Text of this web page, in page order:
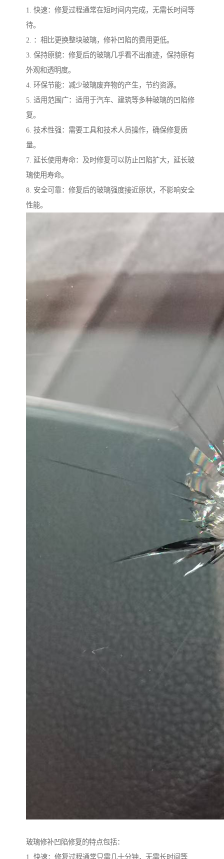
1. 快速：修复过程通常在短时间内完成，无需长时间等
待。
2. ：相比更换整块玻璃，修补凹陷的费用更低。
3. 保持原貌：修复后的玻璃几乎看不出痕迹，保持原有
外观和透明度。
4. 环保节能：减少玻璃废弃物的产生，节约资源。
5. 适用范围广：适用于汽车、建筑等多种玻璃的凹陷修
复。
6. 技术性强：需要工具和技术人员操作，确保修复质
量。
7. 延长使用寿命：及时修复可以防止凹陷扩大，延长玻
璃使用寿命。
8. 安全可靠：修复后的玻璃强度接近原状，不影响安全
性能。
玻璃修补凹陷修复的特点包括：
1. 快速：修复过程通常只需几十分钟，无需长时间等